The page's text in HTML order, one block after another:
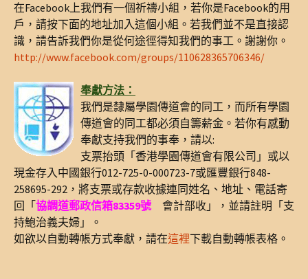
在Facebook上我們有一個祈禱小組，若你是Facebook的用
戶，請按下面的地址加入這個小組。若我們並不是直接認
識，請告訴我們你是從何途徑得知我們的事工。謝謝你。
http://www.facebook.com/groups/110628365706346/
奉獻方法：
我們是隸屬學園傳道會的同工，而所有學園
傳道會的同工都必須自籌薪金。若你有感動
奉獻支持我們的事奉，請以:
支票抬頭「香港學園傳道會有限公司」或以
現金存入中國銀行012-725-0-000723-7或匯豐銀行848-
258695-292，將支票或存款收據連同姓名、地址、電話寄
回「協調道郵政信箱83359號 會計部收」，並請註明「支
持鮑治義夫婦」。
如欲以自動轉帳方式奉獻，請在這裡下載自動轉帳表格。